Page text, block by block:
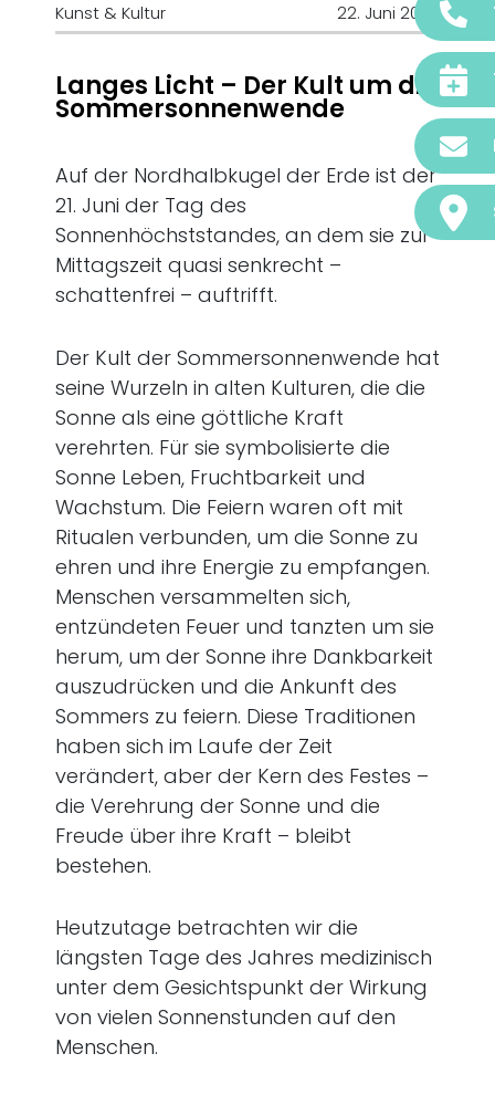
Kunst & Kultur 22. Juni 2023
Langes Licht – Der Kult um die
Sommersonnenwende
Auf der Nordhalbkugel der Erde ist der
21. Juni der Tag des
Sonnenhöchststandes, an dem sie zur
Mittagszeit quasi senkrecht –
schattenfrei – auftrifft.
Der Kult der Sommersonnenwende hat
seine Wurzeln in alten Kulturen, die die
Sonne als eine göttliche Kraft
verehrten. Für sie symbolisierte die
Sonne Leben, Fruchtbarkeit und
Wachstum. Die Feiern waren oft mit
Ritualen verbunden, um die Sonne zu
ehren und ihre Energie zu empfangen.
Menschen versammelten sich,
entzündeten Feuer und tanzten um sie
herum, um der Sonne ihre Dankbarkeit
auszudrücken und die Ankunft des
Sommers zu feiern. Diese Traditionen
haben sich im Laufe der Zeit
verändert, aber der Kern des Festes –
die Verehrung der Sonne und die
Freude über ihre Kraft – bleibt
bestehen.
Heutzutage betrachten wir die
längsten Tage des Jahres medizinisch
unter dem Gesichtspunkt der Wirkung
von vielen Sonnenstunden auf den
Menschen.